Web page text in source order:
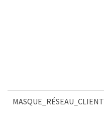
MASQUE_RÉSEAU_CLIENT